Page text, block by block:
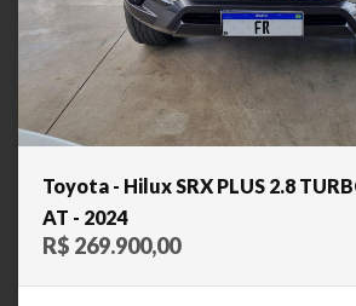
Toyota - Hilux SRX PLUS 2.8
AT - 2024
R$ 269.900,00